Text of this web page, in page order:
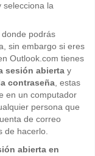
selecciona la
podrás
sin embargo si eres
Outlook.com tienes
sesión abierta y
contraseña, estas
en un computador
persona que
de correo
de hacerlo.
abierta en